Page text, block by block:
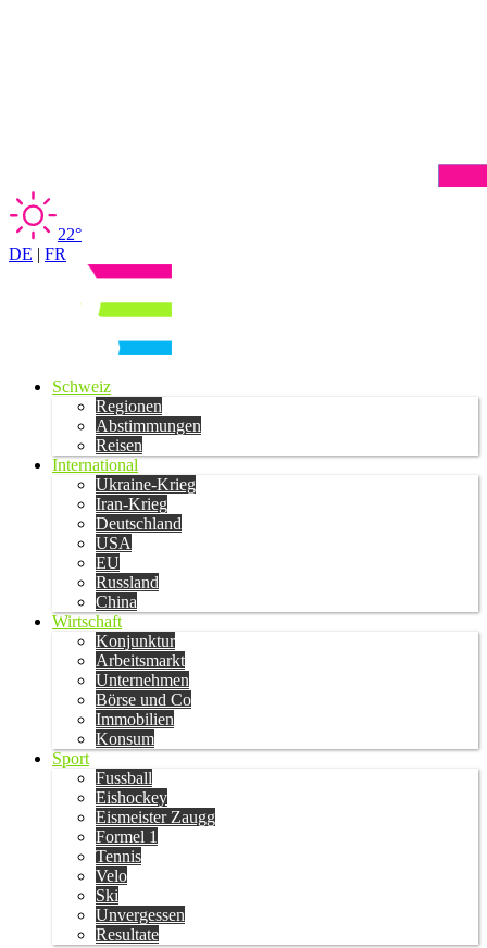
22°
DE | FR
Schweiz
Regionen
Abstimmungen
Reisen
International
Ukraine-Krieg
Iran-Krieg
Deutschland
USA
EU
Russland
China
Wirtschaft
Konjunktur
Arbeitsmarkt
Unternehmen
Börse und Co
Immobilien
Konsum
Sport
Fussball
Eishockey
Eismeister Zaugg
Formel 1
Tennis
Velo
Ski
Unvergessen
Resultate